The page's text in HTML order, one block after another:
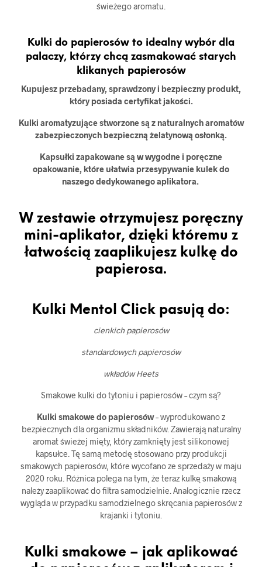
świeżego aromatu.
Kulki do papierosów to idealny wybór dla
palaczy, którzy chcą zasmakować starych
klikanych papierosów
Kupujesz przebadany, sprawdzony i bezpieczny produkt,
który posiada certyfikat jakości.
Kulki aromatyzujące stworzone są z naturalnych aromatów
zabezpieczonych bezpieczną żelatynową osłonką.
Kapsułki zapakowane są w wygodne i poręczne
opakowanie, które ułatwia przesypywanie kulek do
naszego dedykowanego aplikatora.
W zestawie otrzymujesz poręczny
mini-aplikator, dzięki któremu z
łatwością zaaplikujesz kulkę do
papierosa.
Kulki Mentol Click pasują do:
cienkich papierosów
standardowych papierosów
wkładów Heets
Smakowe kulki do tytoniu i papierosów – czym są?
Kulki smakowe do papierosów– wyprodukowano z
bezpiecznych dla organizmu składników. Zawierają naturalny
aromat świeżej mięty, który zamknięty jest silikonowej
kapsułce. Tę samą metodę stosowano przy produkcji
smakowych papierosów, które wycofano ze sprzedaży w maju
2020 roku. Różnica polega na tym, że teraz kulkę smakową
należy zaaplikować do filtra samodzielnie. Analogicznie rzecz
wygląda w przypadku samodzielnego skręcania papierosów z
krajanki i tytoniu.
Kulki smakowe – jak aplikować